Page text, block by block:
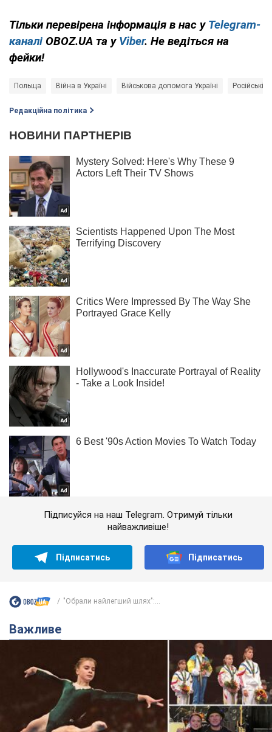
Тільки перевірена інформація в нас у Telegram-
каналі OBOZ.UA та у Viber. Не ведіться на
фейки!
Польща Війна в Україні Військова допомога Україні Російські
Редакційна політика
Підписуйся на наш Telegram. Отримуй тільки
найважливіше!
Підписатись Підписатись
"Обрали найлегший шлях":...
Важливе